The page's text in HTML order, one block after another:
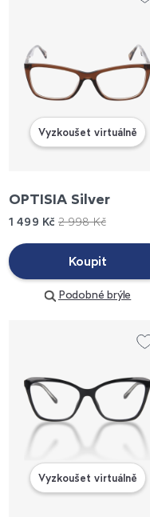
Vyzkoušet virtuálně
OPTISIA Silver
1 499 Kč2 998 Kč
Koupit
Podobné brýle
Vyzkoušet virtuálně